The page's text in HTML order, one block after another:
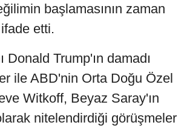
başlamasının zaman
etti.
Donald Trump'ın damadı
ile ABD'nin Orta Doğu Özel
Witkoff, Beyaz Saray'ın
nitelendirdiği görüşmeler